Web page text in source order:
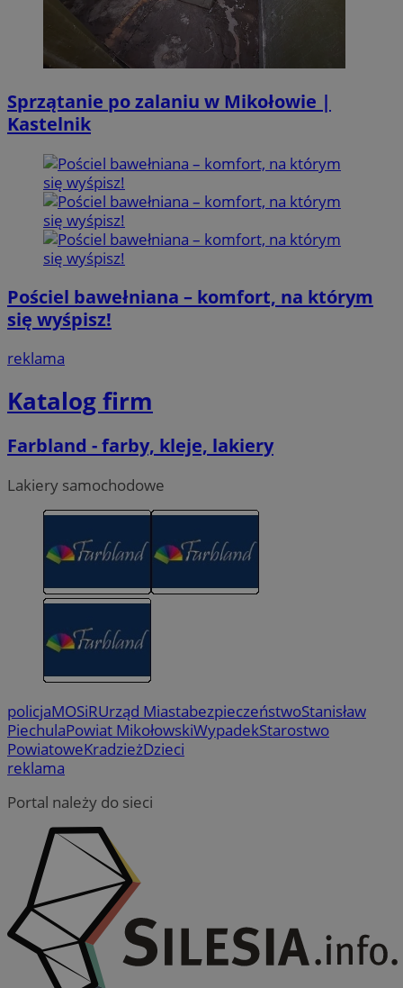
Sprzątanie po zalaniu w Mikołowie |
Kastelnik
Pościel bawełniana – komfort, na którym
się wyśpisz!
reklama
Katalog firm
Farbland - farby, kleje, lakiery
Lakiery samochodowe
policjaMOSiRUrząd MiastabezpieczeństwoStanisław
PiechulaPowiat MikołowskiWypadekStarostwo
PowiatoweKradzieżDzieci
reklama
Portal należy do sieci